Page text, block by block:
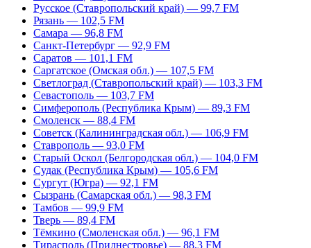
Русское (Ставропольский край) — 99,7 FM
Рязань — 102,5 FM
Самара — 96,8 FM
Санкт-Петербург — 92,9 FM
Саратов — 101,1 FM
Саргатское (Омская обл.) — 107,5 FM
Светлоград (Ставропольский край) — 103,3 FM
Севастополь — 103,7 FM
Симферополь (Республика Крым) — 89,3 FM
Смоленск — 88,4 FM
Советск (Калининградская обл.) — 106,9 FM
Ставрополь — 93,0 FM
Старый Оскол (Белгородская обл.) — 104,0 FM
Судак (Республика Крым) — 105,6 FM
Сургут (Югра) — 92,1 FM
Сызрань (Самарская обл.) — 98,3 FM
Тамбов — 99,9 FM
Тверь — 89,4 FM
Тёмкино (Смоленская обл.) — 96,1 FM
Тирасполь (Приднестровье) — 88,3 FM